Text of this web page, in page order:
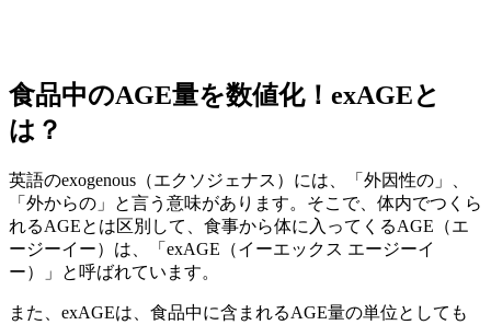
食品中のAGE量を数値化！exAGEと
は？
英語のexogenous（エクソジェナス）には、「外因性の」、
「外からの」と言う意味があります。そこで、体内でつくら
れるAGEとは区別して、食事から体に入ってくるAGE（エ
ージーイー）は、「exAGE（イーエックス エージーイ
ー）」と呼ばれています。
また、exAGEは、食品中に含まれるAGE量の単位としても